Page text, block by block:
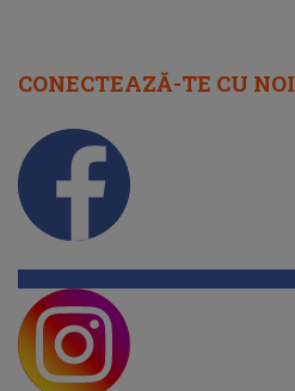
CONECTEAZĂ-TE CU NOI